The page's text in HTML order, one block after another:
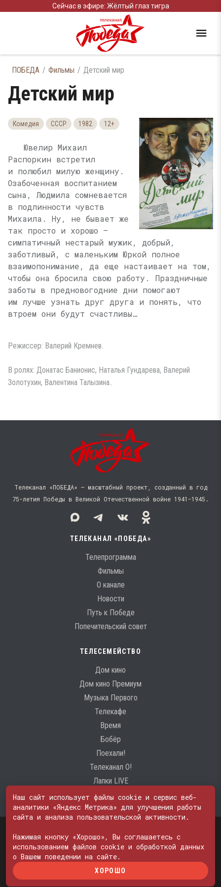
Сейчас в эфире: Жёлтый глаз тигра
ПОБЕДА Фильмы Детский мир
Детский мир
Комедия СССР 1982 12+
Ювелир Михаил
Распоркин встретил
и полюбил милую женщину.
Озабоченная воспитанием
сына, Людмила сомневается
в подлинности чувств
Михаила. Ну, не бывает же
так просто и хорошо —
симпатичный нестарый мужик, добрый,
заботливый, с маленьким Юркой полное
взаимопонимание, да еще настаивает на том,
чтобы она бросила свою работу. Праздничные
заботы в предновогодние дни помогают
им лучше узнать друг друга и понять, что
втроем они будут счастливы…
Режиссер: Валерий Кремнев.
В ролях: Донатас Банионис, Наталья Гундарева, Валерий
Золотухин, Валентина Талызина..
Телеканал «ПОБЕДА» — масштабный проект, созданный в год
75-летия Победы в Великой Отечественной войне 1941−1945.
ТЕЛЕКАНАЛ «ПОБЕДА»
Телепрограмма
Фильмы
О канале
Новости
Путь к Победе
Попечительский совет
ТЕЛЕСЕМЕЙСТВО
Дом кино
Дом кино Премиум
Музыка Первого
Телекафе
Время
Бобёр
Поехали!
Телеканал О!
Лапки LIVE
№ ФС 77 - 74600
© 2000—2026. Редакция телеканала «ПОБЕДА». Все права на любые
материалы, опубликованные на сайте, защищены. Любое
использование материалов возможно только с согласия Редакции
телеканала.
Наш сайт использует файлы cookie и сервис веб-
аналитики «Яндекс Метрика» для улучшения работы
сайта и анализа пользовательской активности.
Нажимая кнопку «Хорошо», Вы соглашаетесь с
использованием файлов cookie и обработкой данных
о Вашем поведении на сайте.
ХОРОШО